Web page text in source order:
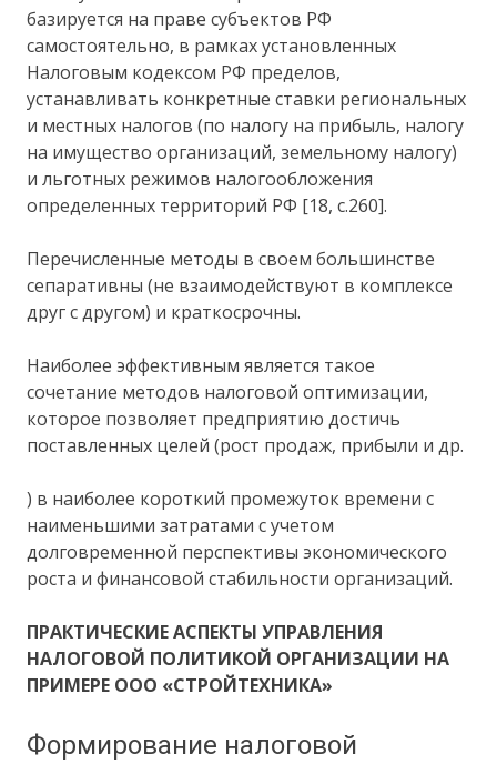
базируется на праве субъектов РФ
самостоятельно, в рамках установленных
Налоговым кодексом РФ пределов,
устанавливать конкретные ставки региональных
и местных налогов (по налогу на прибыль, налогу
на имущество организаций, земельному налогу)
и льготных режимов налогообложения
определенных территорий РФ [18, с.260].
Перечисленные методы в своем большинстве
сепаративны (не взаимодействуют в комплексе
друг с другом) и краткосрочны.
Наиболее эффективным является такое
сочетание методов налоговой оптимизации,
которое позволяет предприятию достичь
поставленных целей (рост продаж, прибыли и др.
) в наиболее короткий промежуток времени с
наименьшими затратами с учетом
долговременной перспективы экономического
роста и финансовой стабильности организаций.
ПРАКТИЧЕСКИЕ АСПЕКТЫ УПРАВЛЕНИЯ
НАЛОГОВОЙ ПОЛИТИКОЙ ОРГАНИЗАЦИИ НА
ПРИМЕРЕ ООО «СТРОЙТЕХНИКА»
Формирование налоговой